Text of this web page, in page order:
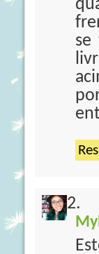
se